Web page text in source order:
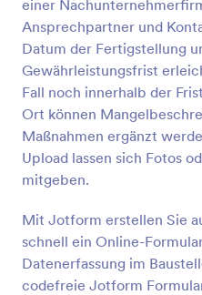
einer
Ansprechpartner und
Datum der Fertigstellung
Gewährleistungsfrist
Fall noch innerhalb der
Ort können
Maßnahmen ergänzt
Upload lassen sich Fotos
mitgeben.
Mit Jotform erstellen Sie
schnell ein Online-
Datenerfassung im
codefreie Jotform